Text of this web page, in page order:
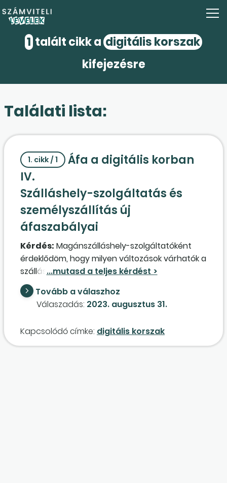
1 talált cikk a digitális korszak
kifejezésre
Találati lista:
1. cikk / 1
Áfa a digitális korban
IV.
Szálláshely-szolgáltatás és
személyszállítás új
áfaszabályai
Kérdés: Magánszálláshely-szolgáltatóként
érdeklődöm, hogy milyen változások várhatók a
szálláshely-szolgáltatás áfaszabályozásában,
figyelemmel az Európai Bizottság e téren tett
ajánlásaira?
Tovább a válaszhoz
Válaszadás: 2023. augusztus 31.
Kapcsolódó címke: digitális korszak